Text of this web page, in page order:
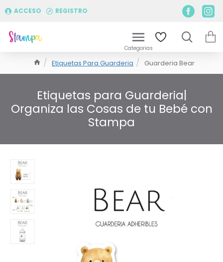
ACCESO REGISTRO
Etiquetas Para Guarderia Guarderia Bear
Etiquetas para Guarderia|
Organiza las Cosas de tu Bebé con
Stampa